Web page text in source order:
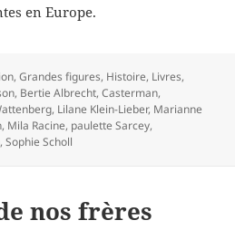
en Europe.
,Grandes figures, Histoire, Livres,
, Bertie Albrecht,Casterman,
, Lilane Klein-Lieber, Marianne
, Mila Racine, paulette Sarcey,
,Sophie Scholl
nos frères